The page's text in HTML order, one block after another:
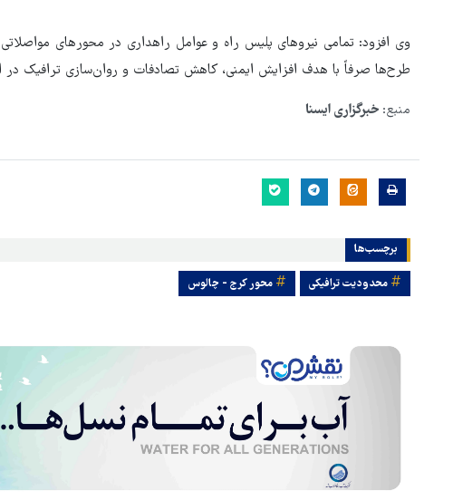
وی افزود: تمامی نیروهای پلیس راه و عوامل راهداری در محورهای
طرح‌ها صرفاً با هدف افزایش ایمنی، کاهش تصادفات و روان‌سازی ترافیک در
منبع: خبرگزاری ایسنا
برچسب‌ها
محدودیت ترافیکی محور کرج - چالوس